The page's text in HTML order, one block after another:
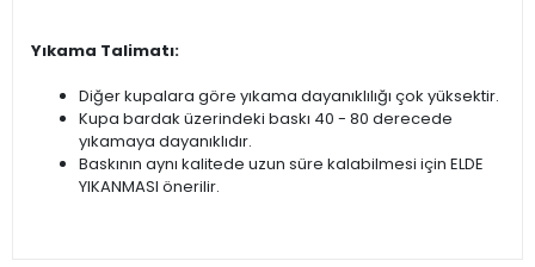
Yıkama Talimatı:
Diğer kupalara göre yıkama dayanıklılığı çok yüksektir.
Kupa bardak üzerindeki baskı 40 - 80 derecede
yıkamaya dayanıklıdır.
Baskının aynı kalitede uzun süre kalabilmesi için ELDE
YIKANMASI önerilir.